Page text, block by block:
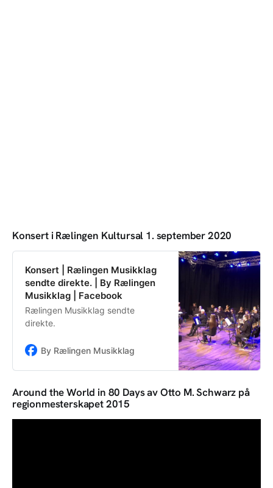
Konsert i Rælingen Kultursal 1. september 2020
Konsert | Rælingen Musikklag
sendte direkte. | By Rælingen
Musikklag | Facebook
Rælingen Musikklag sendte
direkte.
By Rælingen Musikklag
Around the World in 80 Days av Otto M. Schwarz på
regionmesterskapet 2015